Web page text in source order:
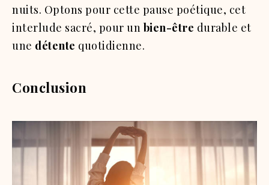
nuits. Optons pour cette pause poétique, cet
interlude sacré, pour un bien-être durable et
une détente quotidienne.
Conclusion